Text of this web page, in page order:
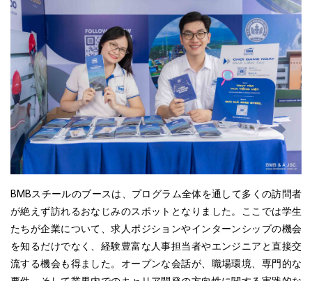
BMBスチールのブースは、プログラム全体を通して多くの訪問者
が絶えず訪れるおなじみのスポットとなりました。ここでは学生
たちが企業について、求人ポジションやインターンシップの機会
を知るだけでなく、経験豊富な人事担当者やエンジニアと直接交
流する機会も得ました。オープンな会話が、職場環境、専門的な